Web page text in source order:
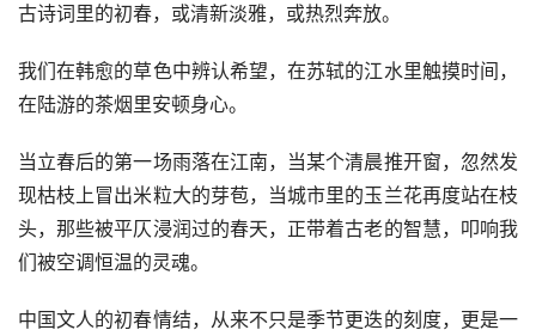
古诗词里的初春，或清新淡雅，或热烈奔放。
我们在韩愈的草色中辨认希望，在苏轼的江水里触摸时间，
在陆游的茶烟里安顿身心。
当立春后的第一场雨落在江南，当某个清晨推开窗，忽然发
现枯枝上冒出米粒大的芽苞，当城市里的玉兰花再度站在枝
头，那些被平仄浸润过的春天，正带着古老的智慧，叩响我
们被空调恒温的灵魂。
中国文人的初春情结，从来不只是季节更迭的刻度，更是一